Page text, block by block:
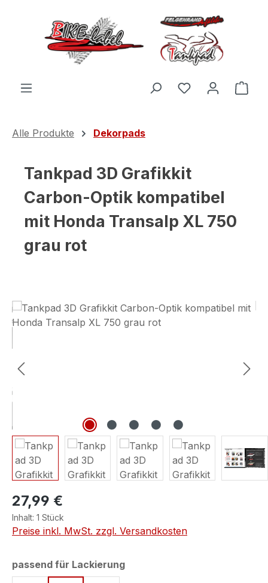
Zum Hauptinhalt springen
Du hast 0
Alle Produkte Dekorpads
Tankpad 3D Grafikkit
Carbon-Optik kompatibel
mit Honda Transalp XL 750
grau rot
Bildergalerie überspringen
27,99 €
Inhalt: 1 Stück
Preise inkl. MwSt. zzgl. Versandkosten
passend für Lackierungauswählen